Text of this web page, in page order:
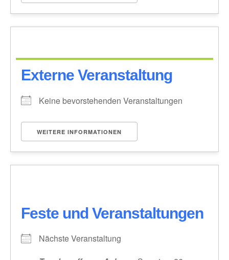
Externe Veranstaltung
Keine bevorstehenden Veranstaltungen
WEITERE INFORMATIONEN
Feste und Veranstaltungen
Nächste Veranstaltung